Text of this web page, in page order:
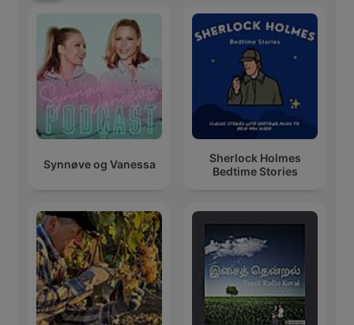
Synnøve og Vanessa
Sherlock Holmes
Bedtime Stories